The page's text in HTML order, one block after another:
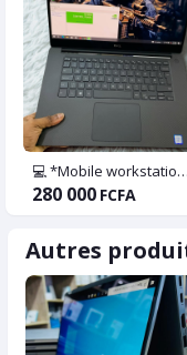
💻 *Mobile workstation Dell XPS 15 9550 Gaming core i7 6ème génération
280 000 FCFA
Autres